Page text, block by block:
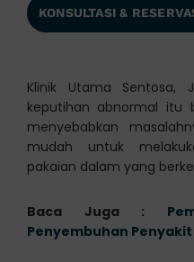
KONSULTASI &
Klinik Utama Sentosa,
keputihan abnormal itu
menyebabkan
mudah untuk
pakaian dalam yang
Baca Juga :
Penyembuhan